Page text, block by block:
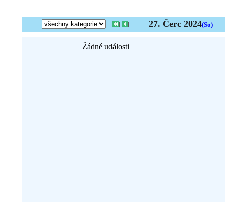
27. Čerc 2024(So)
Žádné události